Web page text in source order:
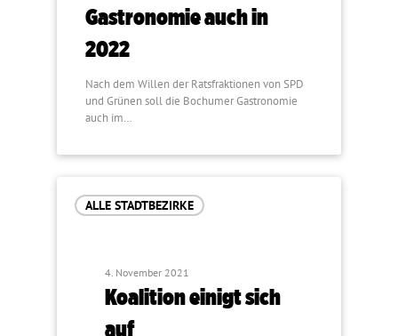
Gastronomie auch in
2022
Nach dem Willen der Ratsfraktionen von SPD
und Grünen soll die Bochumer Gastronomie
auch im…
ALLE STADTBEZIRKE
4. November 2021
Koalition einigt sich
auf